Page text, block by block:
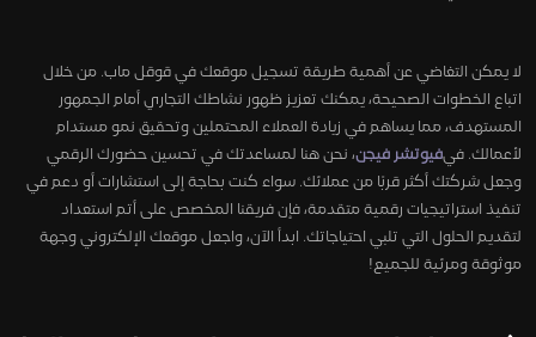
لا يمكن التغاضي عن أهمية طريقة تسجيل موقعك في قوقل ماب. من خلال
اتباع الخطوات الصحيحة، يمكنك تعزيز ظهور نشاطك التجاري أمام الجمهور
المستهدف، مما يساهم في زيادة العملاء المحتملين وتحقيق نمو مستدام
لأعمالك. فيفيوتشر فيجن، نحن هنا لمساعدتك في تحسين حضورك الرقمي
وجعل شركتك أكثر قربًا من عملائك. سواء كنت بحاجة إلى استشارات أو دعم في
تنفيذ استراتيجيات رقمية متقدمة، فإن فريقنا المخصص على أتم استعداد
لتقديم الحلول التي تلبي احتياجاتك. ابدأ الآن، واجعل موقعك الإلكتروني وجهة
موثوقة ومرئية للجميع!